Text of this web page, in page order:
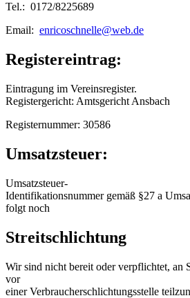
Tel.: 0172/8225689
Email: enricoschnelle@web.de
Registereintrag:
Eintragung im Vereinsregister.
Registergericht: Amtsgericht Ansbach
Registernummer: 30586
Umsatzsteuer:
Umsatzsteuer-
Identifikationsnummer gemäß §27 a
folgt noch
Streitschlichtung
Wir sind nicht bereit oder verpflichtet, an
vor
einer Verbraucherschlichtungsstelle